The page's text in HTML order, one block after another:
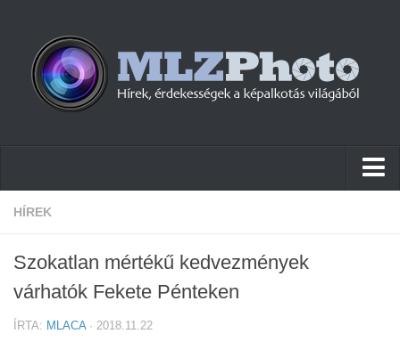
Hírek
Cikkek
HÍREK
Szokatlan mértékű kedvezmények
várhatók Fekete Pénteken
ÍRTA: MLACA· 2018.11.22